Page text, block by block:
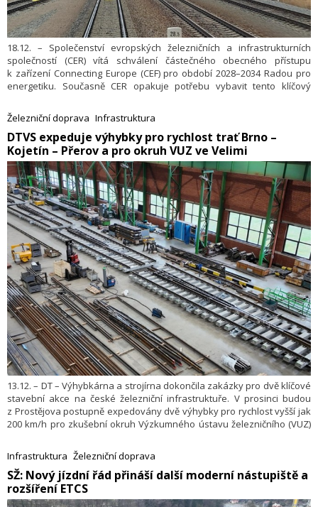
18.12. – Společenství evropských železničních a infrastrukturních
společností (CER) vítá schválení částečného obecného přístupu
k zařízení Connecting Europe (CEF) pro období 2028–2034 Radou pro
energetiku. Současně CER opakuje potřebu vybavit tento klíčový
investičních potřeb železnic, přičemž požaduje nejméně 100 miliard
EUR. Předvídání podpory pro nasazení Evropského systému řízení
železniční dopravy (ERTMS) a projektů vysokorychlostních železnic
patří mezi klíčové priority.
Železniční doprava Infrastruktura
​DTVS expeduje výhybky pro rychlost trať Brno –
Kojetín – Přerov a pro okruh VUZ ve Velimi
13.12. – DT – Výhybkárna a strojírna dokončila zakázky pro dvě klíčové
stavební akce na české železniční infrastruktuře. V prosinci budou
z Prostějova postupně expedovány dvě výhybky pro rychlost vyšší jak
200 km/h pro zkušební okruh Výzkumného ústavu železničního (VUZ)
kde se počítá s provozem vlaků rychlostí 200 km/h.
Infrastruktura Železniční doprava
​SŽ: Nový jízdní řád přináší další moderní nástupiště a
rozšíření ETCS